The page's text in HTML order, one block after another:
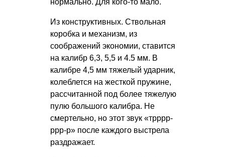
нормально. Для кого-то мало.
Из конструктивных. Ствольная
коробка и механизм, из
соображений экономии, ставится
на калибр 6,3, 5,5 и 4.5 мм. В
калибре 4,5 мм тяжелый ударник,
колеблется на жесткой пружине,
рассчитанной под более тяжелую
пулю большого калибра. Не
смертельно, но этот звук «трррр-
ррр-р» после каждого выстрела
раздражает.